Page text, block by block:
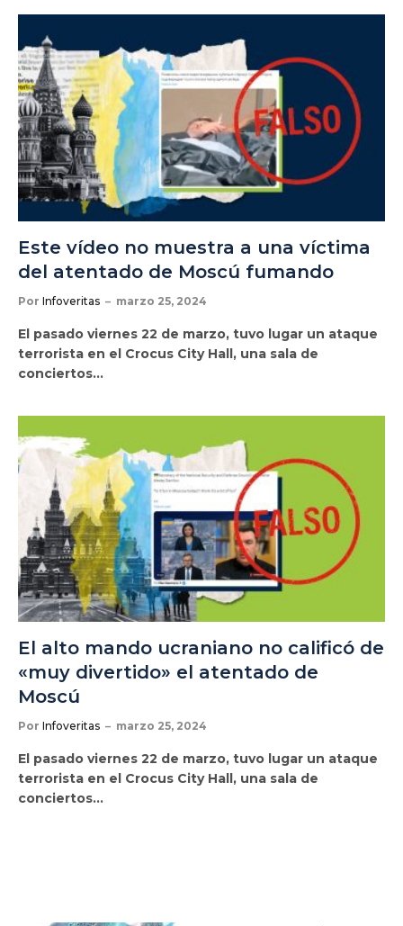
Este vídeo no muestra a una víctima
del atentado de Moscú fumando
Por Infoveritas marzo 25, 2024
El pasado viernes 22 de marzo, tuvo lugar un ataque
terrorista en el Crocus City Hall, una sala de
conciertos…
El alto mando ucraniano no calificó de
«muy divertido» el atentado de
Moscú
Por Infoveritas marzo 25, 2024
El pasado viernes 22 de marzo, tuvo lugar un ataque
terrorista en el Crocus City Hall, una sala de
conciertos…